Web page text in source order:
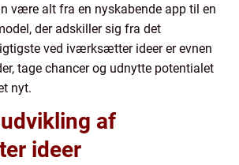
være alt fra en nyskabende app til en
der adskiller sig fra det
ved iværksætter ideer er evnen
tage chancer og udnytte potentialet
nyt.
af
ideer